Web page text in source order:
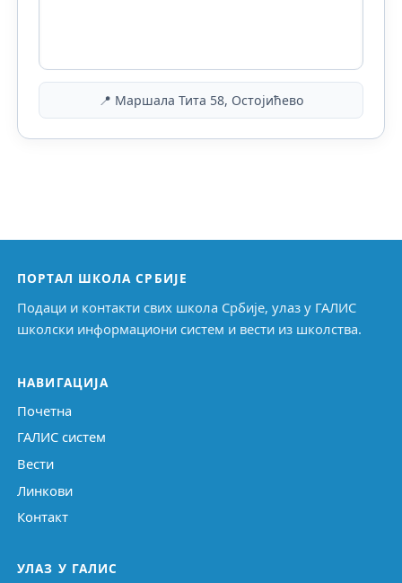
📍 Маршала Тита 58, Остојићево
ПОРТАЛ ШКОЛА СРБИЈЕ
Подаци и контакти свих школа Србије, улаз у ГАЛИС
школски информациони систем и вести из школства.
НАВИГАЦИЈА
Почетна
ГАЛИС систем
Вести
Линкови
Контакт
УЛАЗ У ГАЛИС